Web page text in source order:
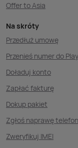
Offer to Asia
Na skróty
Przedłuż umowę
Przenieś numer do Play
Doładuj konto
Zapłać fakturę
Dokup pakiet
Zgłoś naprawę
Zweryfikuj IMEI